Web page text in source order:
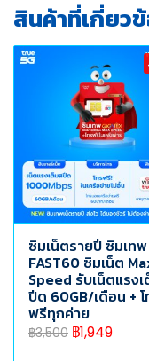
สินค้าที่เกี่ยว
ซิมเน็ตรายปี ซิมเทพ
FAST60 ซิมเน็ต
Speed รับเน็ตแรง
ปีด 60GB/เดือน + โ
ฟรีทุกค่าย
฿3,500 ฿1,949